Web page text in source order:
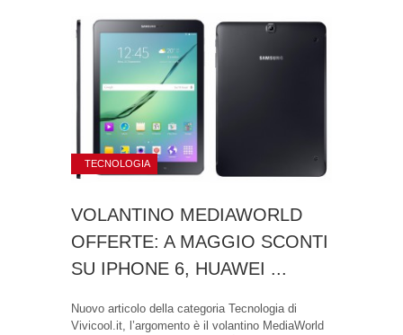
TECNOLOGIA
VOLANTINO MEDIAWORLD
OFFERTE: A MAGGIO SCONTI
SU IPHONE 6, HUAWEI ...
Nuovo articolo della categoria Tecnologia di
Vivicool.it, l’argomento è il volantino MediaWorld